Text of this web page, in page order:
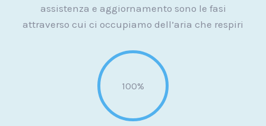
assistenza e aggiornamento sono le fasi
attraverso cui ci occupiamo dell’aria che respiri
100%